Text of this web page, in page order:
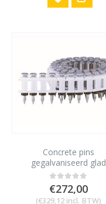
Concrete pins
gegalvaniseerd glad
19×2,5mm (2000st)
0out of 5
€272,00
(€329,12 incl. BTW)